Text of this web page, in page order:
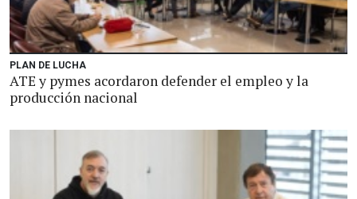
PLAN DE LUCHA
ATE y pymes acordaron defender el empleo y la
producción nacional